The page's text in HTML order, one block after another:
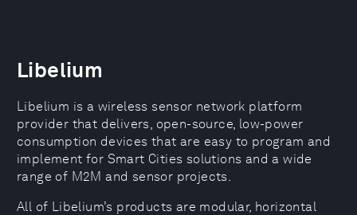
Libelium
Libelium is a wireless sensor network platform
provider that delivers, open-source, low-power
consumption devices that are easy to program and
implement for Smart Cities solutions and a wide
range of M2M and sensor projects.
All of Libelium’s products are modular, horizontal